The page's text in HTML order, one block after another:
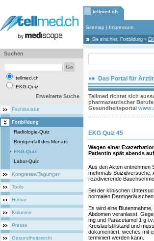
tellmed.ch
Sitemap | Impressum
Sie sind hier: Fortbildung »
Suchen
tellmed.ch
EKG-Quiz
Erweiterte Suche
Fachliteratur
Fortbildung
Radiologie-Quiz
Röntgenfall des Monats
EKG-Quiz
Labor-Quiz
Kongresse/Tagungen
Tools
Humor
Kolumne
Presse
Gesundheitsrecht
Das Portal für
Tellmed richtet sich
pharmazeutischer
Gesundheitsportal
EKG Quiz 45
Wegen einer
Patientin spät abends
Aus den Akten entnehmen
mehrmals Suizidversuche;
rezidivierende
Bei der klinischen
normalen
Es wird eine
Abdomen veranlasst.
mg und Paracetamol 1 g
Kreislaufstillstand und
dokumentiert, weches mit
terminiert werden kann.